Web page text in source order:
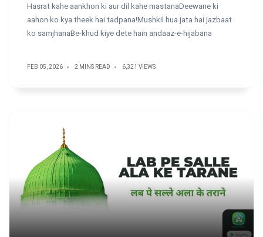
Hasrat kahe aankhon ki aur dil kahe mastanaDeewane ki
aahon ko kya theek hai tadpana!Mushkil hua jata hai jazbaat
ko samjhanaBe-khud kiye dete hain andaaz-e-hijabana
FEB 05, 2026 2 MINS READ 6,321 VIEWS